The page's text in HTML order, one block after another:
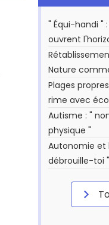
" Équi-handi "
ouvrent
Nature
Plages
rime avec
Autisme : "
physique "
Autonomie et
débrouille-toi "